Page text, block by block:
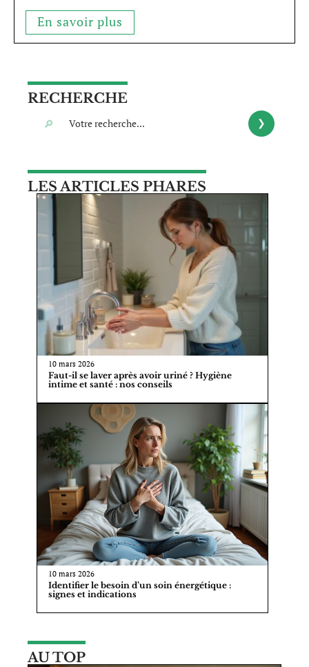
En savoir plus
RECHERCHE
LES ARTICLES PHARES
10 mars 2026
Faut-il se laver après avoir uriné ? Hygiène
intime et santé : nos conseils
10 mars 2026
Identifier le besoin d’un soin énergétique :
signes et indications
AU TOP